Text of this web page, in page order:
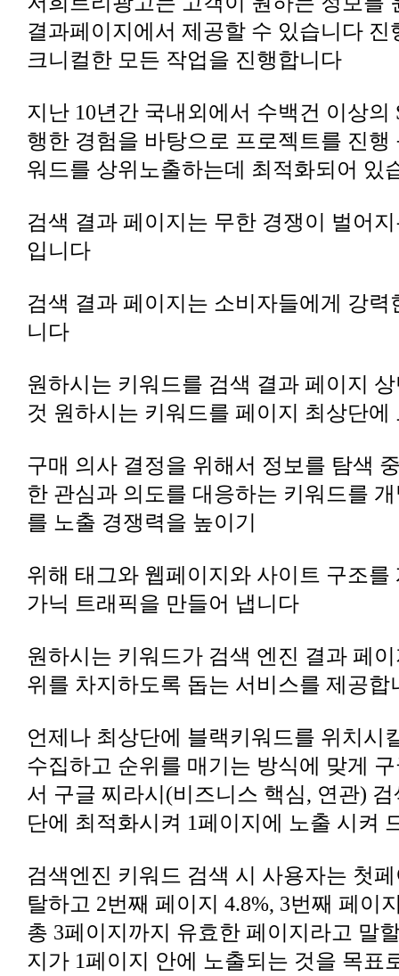
크니컬한 모든 작업을 진행합니다
워드를 상위노출하는데 최적화되어 있
입니다
니다
것 원하시는 키워드를 페이지 최상단에
를 노출 경쟁력을 높이기
가닉 트래픽을 만들어 냅니다
위를 차지하도록 돕는 서비스를 제공합
단에 최적화시켜 1페이지에 노출 시켜
탈하고 2번째 페이지 4.8%, 3번째 페이
지가 1페이지 안에 노출되는 것을 목표